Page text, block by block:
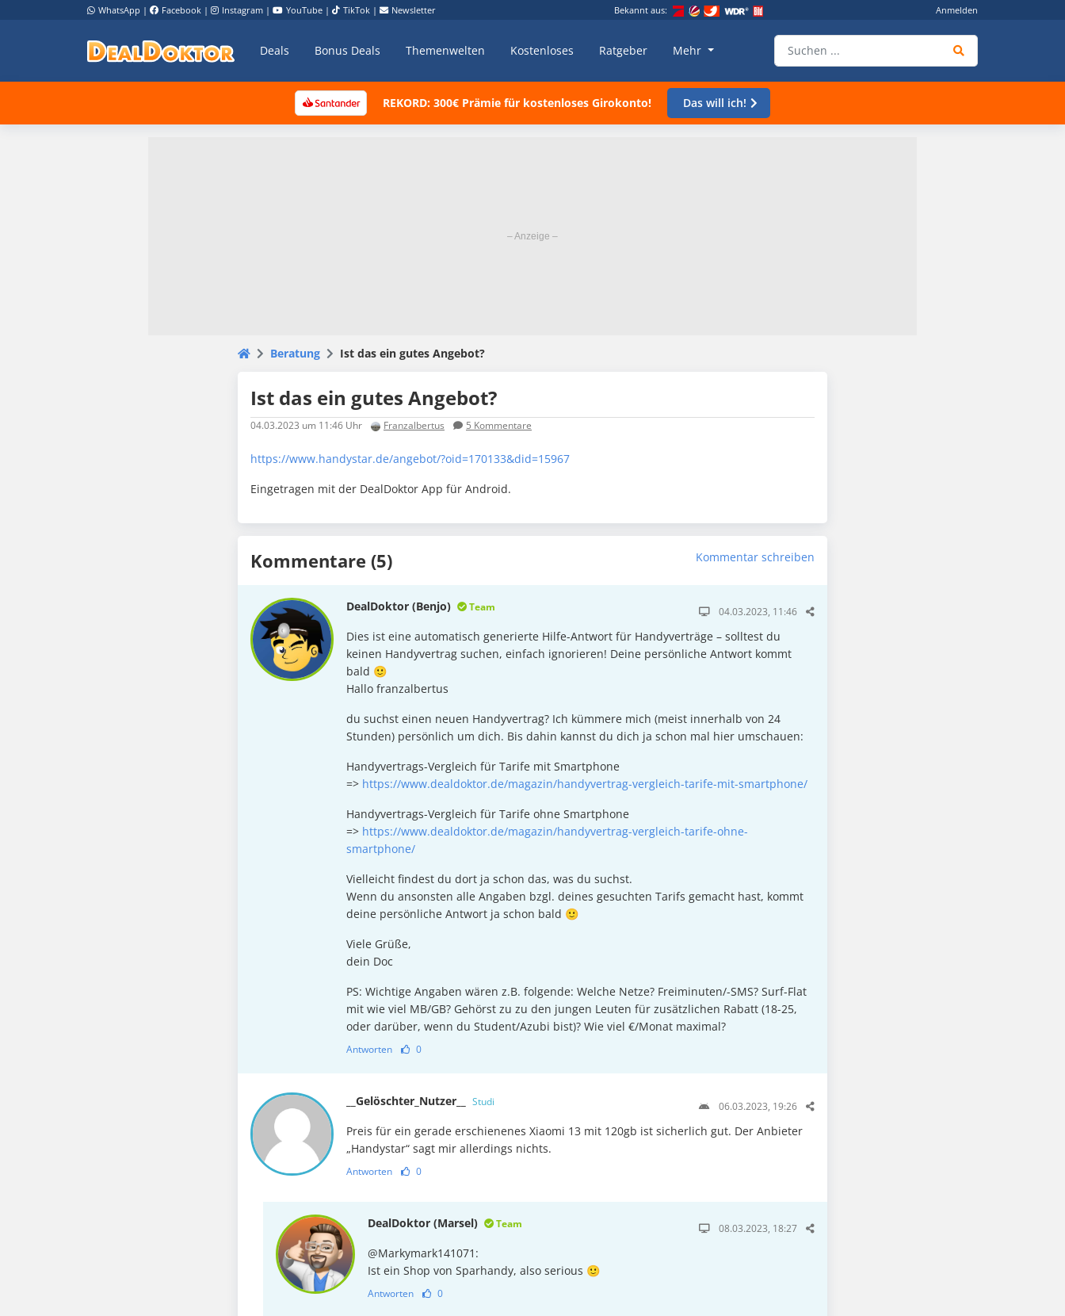
WhatsApp | Facebook | Instagram | YouTube | TikTok | Newsletter Bekannt aus: Anmelden
Deals Bonus Deals Themenwelten Kostenloses Ratgeber Mehr
REKORD: 300€ Prämie für kostenloses Girokonto! Das will ich!
Beratung Ist das ein gutes Angebot?
Ist das ein gutes Angebot?
04.03.2023 um 11:46 Uhr Franzalbertus 5 Kommentare
https://www.handystar.de/angebot/?oid=170133&did=15967
Eingetragen mit der DealDoktor App für Android.
Kommentare (5) Kommentar schreiben
DealDoktor (Benjo) Team 04.03.2023, 11:46
Dies ist eine automatisch generierte Hilfe-Antwort für Handyverträge – solltest du
keinen Handyvertrag suchen, einfach ignorieren! Deine persönliche Antwort kommt
bald 🙂
Hallo franzalbertus
du suchst einen neuen Handyvertrag? Ich kümmere mich (meist innerhalb von 24
Stunden) persönlich um dich. Bis dahin kannst du dich ja schon mal hier umschauen:
Handyvertrags-Vergleich für Tarife mit Smartphone
=> https://www.dealdoktor.de/magazin/handyvertrag-vergleich-tarife-mit-smartphone/
Handyvertrags-Vergleich für Tarife ohne Smartphone
=> https://www.dealdoktor.de/magazin/handyvertrag-vergleich-tarife-ohne-
smartphone/
Vielleicht findest du dort ja schon das, was du suchst.
Wenn du ansonsten alle Angaben bzgl. deines gesuchten Tarifs gemacht hast, kommt
deine persönliche Antwort ja schon bald 🙂
Viele Grüße,
dein Doc
PS: Wichtige Angaben wären z.B. folgende: Welche Netze? Freiminuten/-SMS? Surf-Flat
mit wie viel MB/GB? Gehörst zu zu den jungen Leuten für zusätzlichen Rabatt (18-25,
oder darüber, wenn du Student/Azubi bist)? Wie viel €/Monat maximal?
Antworten 0
__Gelöschter_Nutzer__ Studi 06.03.2023, 19:26
Preis für ein gerade erschienenes Xiaomi 13 mit 120gb ist sicherlich gut. Der Anbieter
„Handystar“ sagt mir allerdings nichts.
Antworten 0
DealDoktor (Marsel) Team 08.03.2023, 18:27
@Markymark141071:
Ist ein Shop von Sparhandy, also serious 🙂
Antworten 0